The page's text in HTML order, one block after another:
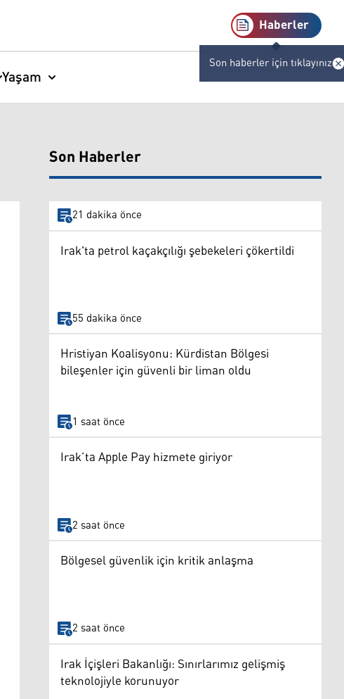
Haberler
Son haberler için tıklayınız
Yaşam
Son Haberler
21 dakika önce
Irak'ta petrol kaçakçılığı şebekeleri çökertildi
55 dakika önce
Hristiyan Koalisyonu: Kürdistan Bölgesi
bileşenler için güvenli bir liman oldu
1 saat önce
Irak’ta Apple Pay hizmete giriyor
2 saat önce
Bölgesel güvenlik için kritik anlaşma
2 saat önce
Irak İçişleri Bakanlığı: Sınırlarımız gelişmiş
teknolojiyle korunuyor